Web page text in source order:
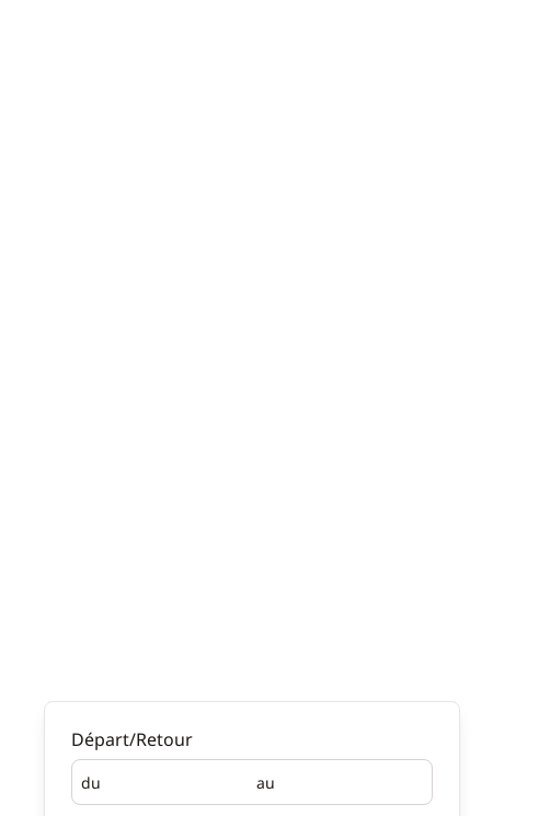
Départ/Retour
du
Départ au
Retour